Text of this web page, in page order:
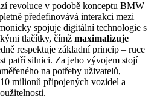
revoluce v podobě konceptu BMW
předefinovává interakci mezi
spojuje digitální technologie s
tlačítky, čímž maximalizuje
respektuje základní princip – ruce
patří silnici. Za jeho vývojem stojí
na potřeby uživatelů,
milionů připojených vozidel a